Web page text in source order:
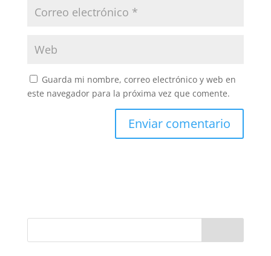
Guarda mi nombre, correo electrónico y web en
este navegador para la próxima vez que comente.